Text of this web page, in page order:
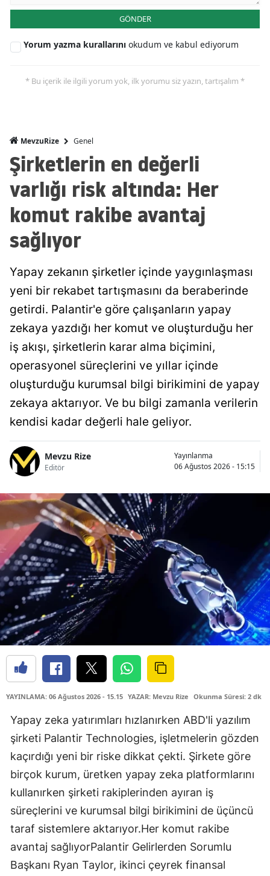
GÖNDER
Yorum yazma kurallarını okudum ve kabul ediyorum
* Bu içerik ile ilgili yorum yok, ilk yorumu siz yazın, tartışalım *
MevzuRize Genel
Şirketlerin en değerli
varlığı risk altında: Her
komut rakibe avantaj
sağlıyor
Yapay zekanın şirketler içinde yaygınlaşması
yeni bir rekabet tartışmasını da beraberinde
getirdi. Palantir'e göre çalışanların yapay
zekaya yazdığı her komut ve oluşturduğu her
iş akışı, şirketlerin karar alma biçimini,
operasyonel süreçlerini ve yıllar içinde
oluşturduğu kurumsal bilgi birikimini de yapay
zekaya aktarıyor. Ve bu bilgi zamanla verilerin
kendisi kadar değerli hale geliyor.
Mevzu Rize
Editör
Yayınlanma
06 Ağustos 2026 - 15:15
YAYINLAMA: 06 Ağustos 2026 - 15.15 YAZAR: Mevzu Rize Okunma Süresi: 2 dk
Yapay zeka yatırımları hızlanırken ABD'li yazılım
şirketi Palantir Technologies, işletmelerin gözden
kaçırdığı yeni bir riske dikkat çekti. Şirkete göre
birçok kurum, üretken yapay zeka platformlarını
kullanırken şirketi rakiplerinden ayıran iş
süreçlerini ve kurumsal bilgi birikimini de üçüncü
taraf sistemlere aktarıyor.Her komut rakibe
avantaj sağlıyorPalantir Gelirlerden Sorumlu
Başkanı Ryan Taylor, ikinci çeyrek finansal